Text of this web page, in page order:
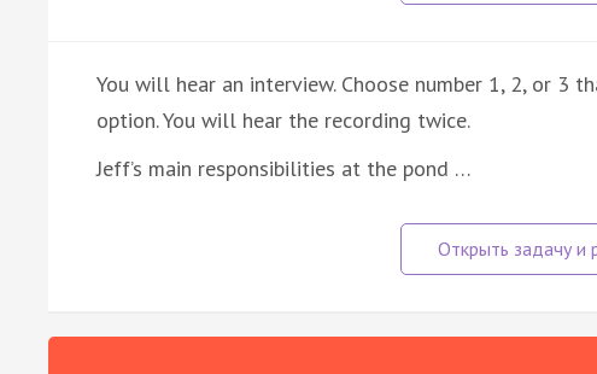
You will hear an interview. Choose number 1, 2, or 3
option. You will hear the recording twice.
Jeff’s main responsibilities at the pond …